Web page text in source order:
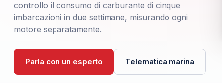
controllo il consumo di carburante di cinque
imbarcazioni in due settimane, misurando ogni
motore separatamente.
Parla con un esperto Telematica marina